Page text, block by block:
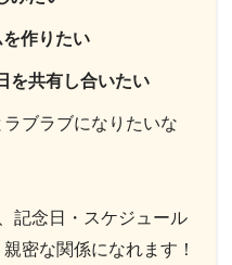
作りたい
を共有し合いたい
ブラブになりたいな
記念日・スケジュール
密な関係になれます！